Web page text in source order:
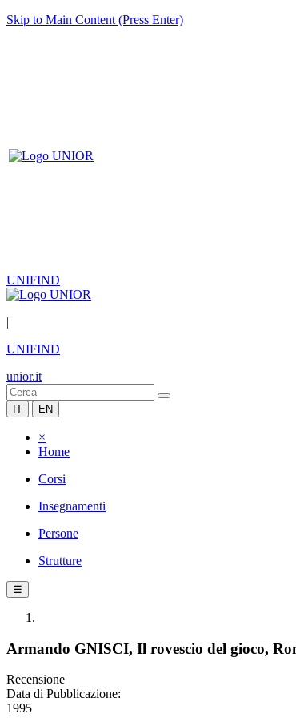
Skip to Main Content (Press Enter)
UNIFIND
|
UNIFIND
unior.it
IT EN
×
Home
Corsi
Insegnamenti
Persone
Strutture
☰
Armando GNISCI, Il rovescio del gioco,
Recensione
Data di Pubblicazione:
1995